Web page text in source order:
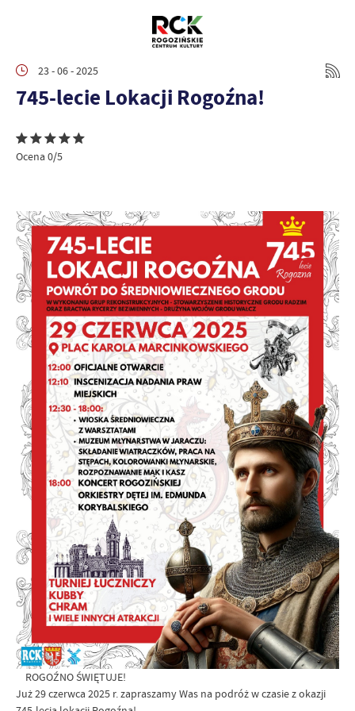
23 - 06 - 2025
745-lecie Lokacji Rogoźna!
Ocena 0/5
ROGOŹNO ŚWIĘTUJE!
Już 29 czerwca 2025 r. zapraszamy Was na podróż w czasie z okazji